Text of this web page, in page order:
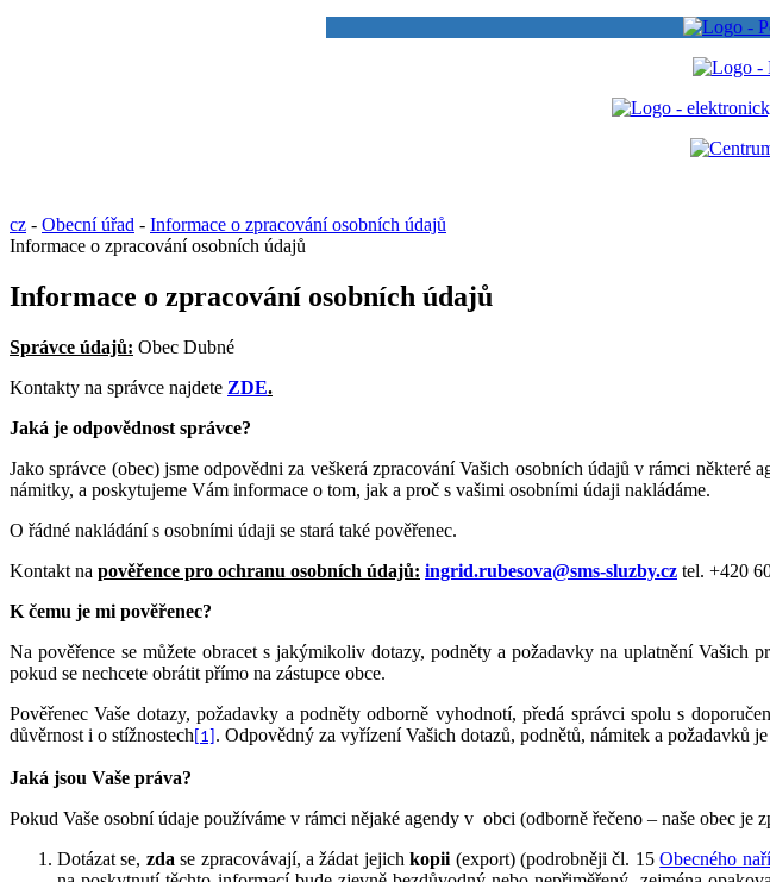
cz - Obecní úřad - Informace o zpracování osobních údajů
Informace o zpracování osobních údajů
Informace o zpracování osobních údajů
Správce údajů: Obec Dubné
Kontakty na správce najdete ZDE.
Jaká je odpovědnost správce?
Jako správce (obec) jsme odpovědni za veškerá zpracování Vašich osobních údajů v rámci
námitky, a poskytujeme Vám informace o tom, jak a proč s vašimi osobními údaji nakládáme.
O řádné nakládání s osobními údaji se stará také pověřenec.
Kontakt na pověřence pro ochranu osobních údajů: ingrid.rubesova@sms-sluzby.cz tel. +420
K čemu je mi pověřenec?
Na pověřence se můžete obracet s jakýmikoliv dotazy, podněty a požadavky na uplatnění
pokud se nechcete obrátit přímo na zástupce obce.
Pověřenec Vaše dotazy, požadavky a podněty odborně vyhodnotí, předá správci spolu s
důvěrnost i o stížnostech [1] . Odpovědný za vyřízení Vašich dotazů, podnětů, námitek a požadavků
Jaká jsou Vaše práva?
Pokud Vaše osobní údaje používáme v rámci nějaké agendy v obci (odborně řečeno – naše obec je
Dotázat se, zda se zpracovávají, a žádat jejichkopii (export) (podrobněji čl. 15Obecného